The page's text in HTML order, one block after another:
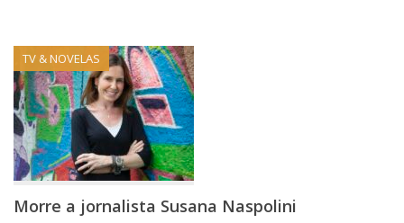
TV & NOVELAS
Morre a jornalista Susana Naspolini